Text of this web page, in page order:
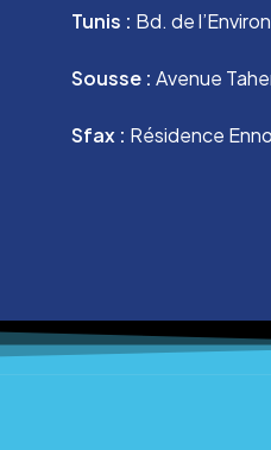
Tunis : Bd. de
Sousse :Avenue
Sfax : Résidence